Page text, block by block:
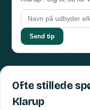
Send tip
Ofte stillede
Klarup